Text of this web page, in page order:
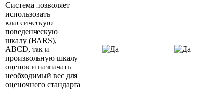
Система позволяет
использовать
классическую
поведенческую
шкалу (BARS),
АВСD, так и
произвольную шкалу
оценок и назначать
необходимый вес для
оценочного стандарта